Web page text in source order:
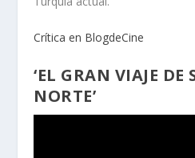
Crítica en BlogdeCine
‘EL GRAN VIAJE
NORTE’